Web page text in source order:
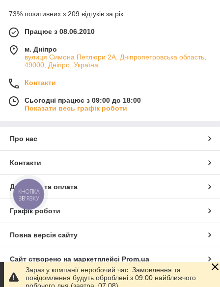
73% позитивних з 209 відгуків за рік
Працює з 08.06.2010
м. Дніпро
вулиця Симона Петлюри 2А, Дніпропетровська область,
49000, Дніпро, Україна
Контакти
Сьогодні працює з 09:00 до 18:00
Показати весь графік роботи
Про нас
Контакти
Доставка та оплата
Графік роботи
Повна версія сайту
Сайт створено на маркетплейсі Prom.ua
Політика конфіденційності
Зараз у компанії неробочий час. Замовлення та
повідомлення будуть оброблені з 09:00 найближчого
КНОПКА
ЗВ'ЯЗКУ